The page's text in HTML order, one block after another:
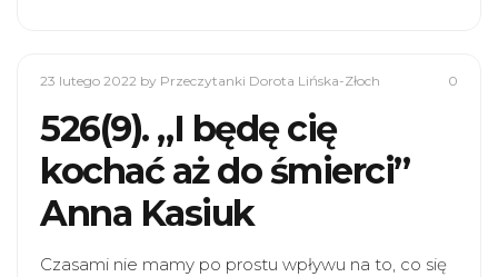
23 lutego 2022 by Przeczytanki Dorota Lińska-Złoch 0
526(9). „I będę cię
kochać aż do śmierci”
Anna Kasiuk
Czasami nie mamy po prostu wpływu na to, co się